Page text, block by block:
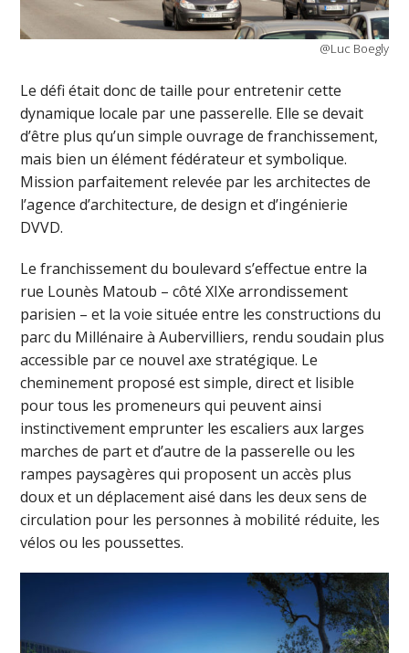
@Luc Boegly
Le défi était donc de taille pour entretenir cette
dynamique locale par une passerelle. Elle se devait
d’être plus qu’un simple ouvrage de franchissement,
mais bien un élément fédérateur et symbolique.
Mission parfaitement relevée par les architectes de
l’agence d’architecture, de design et d’ingénierie
DVVD.
Le franchissement du boulevard s’effectue entre la
rue Lounès Matoub – côté XIXe arrondissement
parisien – et la voie située entre les constructions du
parc du Millénaire à Aubervilliers, rendu soudain plus
accessible par ce nouvel axe stratégique. Le
cheminement proposé est simple, direct et lisible
pour tous les promeneurs qui peuvent ainsi
instinctivement emprunter les escaliers aux larges
marches de part et d’autre de la passerelle ou les
rampes paysagères qui proposent un accès plus
doux et un déplacement aisé dans les deux sens de
circulation pour les personnes à mobilité réduite, les
vélos ou les poussettes.